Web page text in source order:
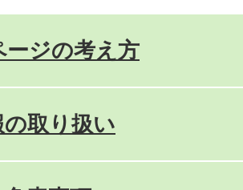
ージの考え方
取り扱い